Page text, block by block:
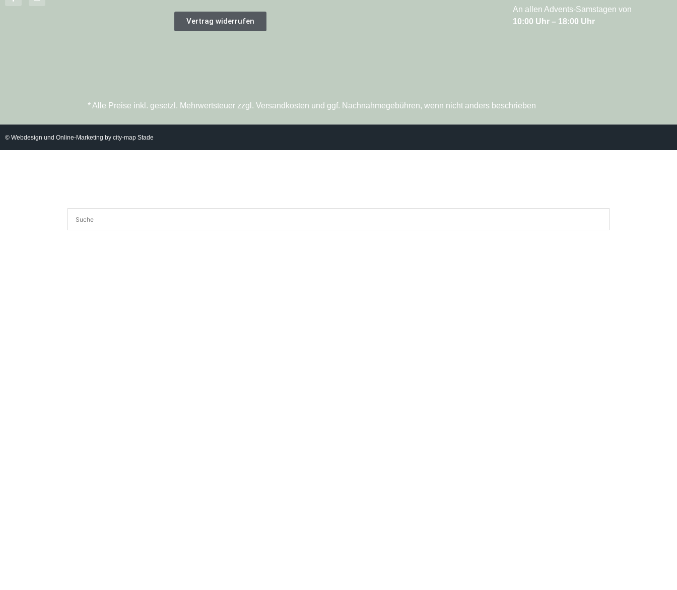
Vertrag widerrufen
An allen Advents-Samstagen von
10:00 Uhr – 18:00 Uhr
* Alle Preise inkl. gesetzl. Mehrwertsteuer zzgl. Versandkosten und ggf. Nachnahmegebühren, wenn nicht anders beschrieben
© Webdesign und Online-Marketing by city-map Stade